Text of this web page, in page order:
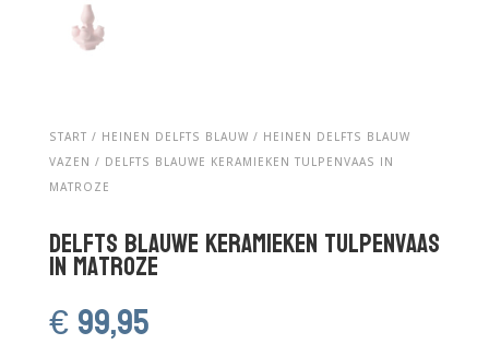
START / HEINEN DELFTS BLAUW / HEINEN DELFTS BLAUW
VAZEN / DELFTS BLAUWE KERAMIEKEN TULPENVAAS IN
MATROZE
Delfts Blauwe keramieken tulpenvaas
in matroze
€99,95